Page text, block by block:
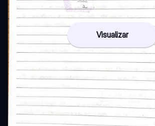
Visualizar